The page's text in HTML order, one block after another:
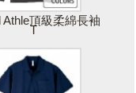
Athle頂級柔綿長袖
T